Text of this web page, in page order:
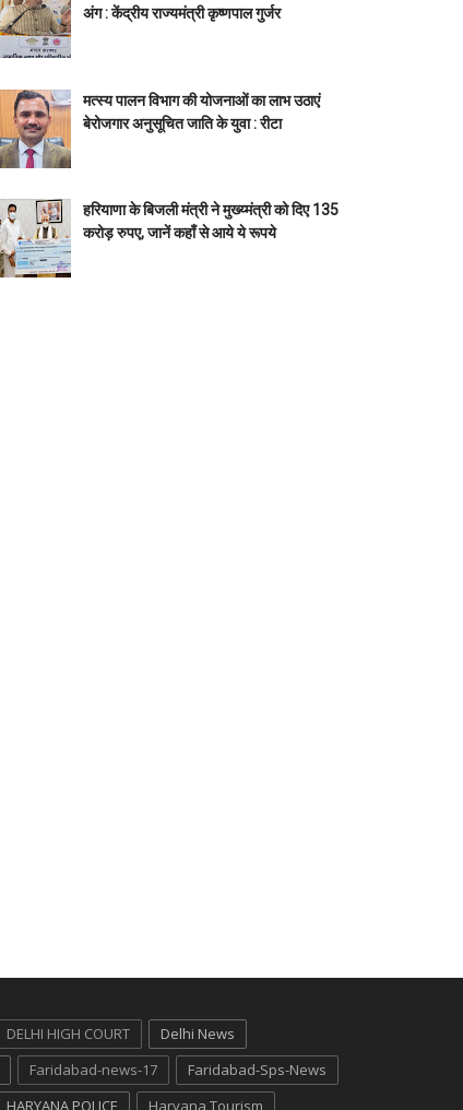
अंग : केंद्रीय राज्यमंत्री कृष्णपाल गुर्जर
मत्स्य पालन विभाग की योजनाओं का लाभ उठाएं
बेरोजगार अनुसूचित जाति के युवा : रीटा
हरियाणा के बिजली मंत्री ने मुख्य्मंत्री को दिए 135
करोड़ रुपए, जानें कहाँ से आये ये रूपये
DELHI HIGH COURT
Delhi News
Faridabad-news-17
Faridabad-Sps-News
HARYANA POLICE Haryana Tourism